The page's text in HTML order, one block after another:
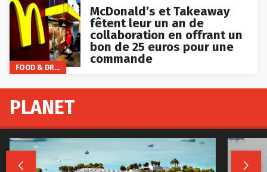
FOOD & DRINKS
McDonald’s et Takeaway
fêtent leur un an de
collaboration en offrant un
bon de 25 euros pour une
commande
PLANET
 